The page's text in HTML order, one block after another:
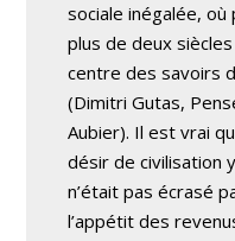
sociale inégalée, où
plus de deux
centre des savoirs
(Dimitri Gutas,
Aubier). Il est vrai
désir de civilisation
n’était pas écrasé
l’appétit des